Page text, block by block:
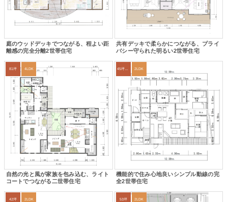
庭のウッドデッキでつながる、程よい距
離感の完全分離2世帯住宅
共有デッキで柔らかにつながる、プライ
バシー守られた明るい2世帯住宅
81坪 4LDK
自然の光と風が家族を包み込む、ライト
コートでつながる二世帯住宅
45坪～49坪 2LDK
機能的で住み心地良いシンプル動線の完
全2世帯住宅
42坪 2LDK 53坪 2LDK